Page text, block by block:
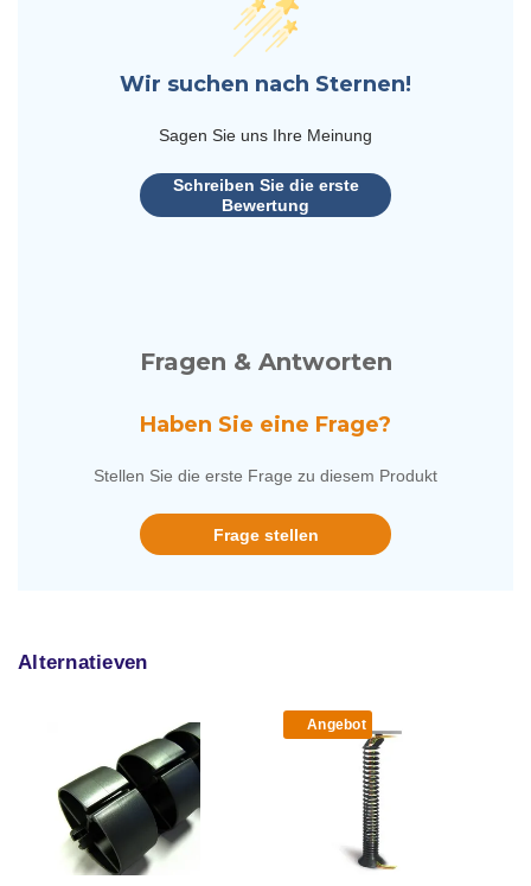
Wir suchen nach Sternen!
Sagen Sie uns Ihre Meinung
Schreiben Sie die erste
Bewertung
Fragen & Antworten
Haben Sie eine Frage?
Stellen Sie die erste Frage zu diesem Produkt
Frage stellen
Alternatieven
Angebot